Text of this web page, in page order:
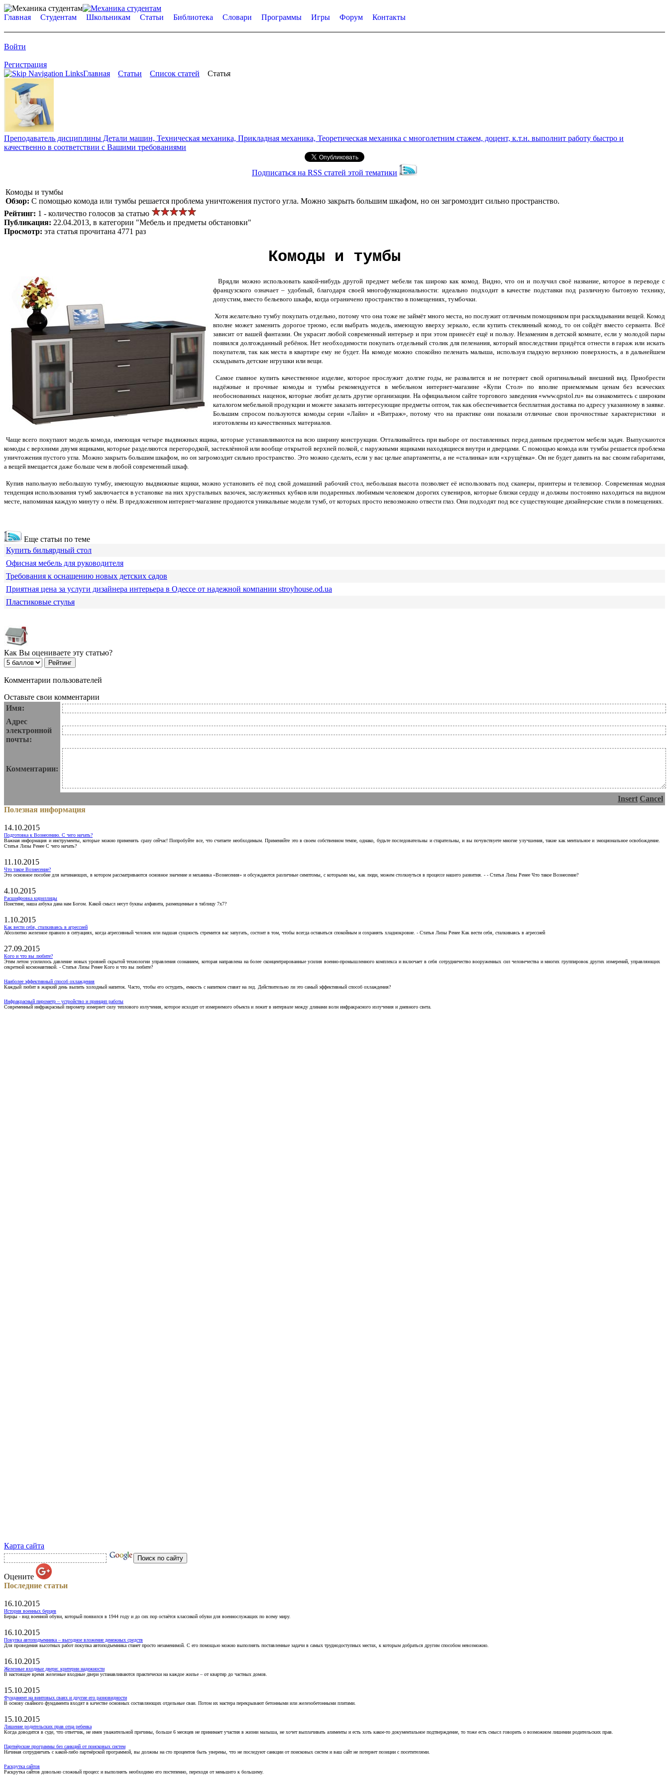
Главная Студентам Школьникам Статьи Библиотека Словари Программы Игры Форум Контакты
Войти
Регистрация
Главная
Статьи Список статей Статья
Преподаватель дисциплины Детали машин, Техническая механика, Прикладная механика, Теоретическая механика с многолетним стажем, доцент, к.т.н. выполнит работу быстро и
качественно в соответствии с Вашими требованиями
Подписаться на RSS статей этой тематики
Комоды и тумбы
Обзор: С помощью комода или тумбы решается проблема уничтожения пустого угла. Можно закрыть большим шкафом, но он загромоздит сильно пространство.
Рейтинг: 1 - количество голосов за статью
Публикация: 22.04.2013, в категории "Мебель и предметы обстановки"
Просмотр: эта статья прочитана 4771 раз
Комоды и тумбы
Врядли можно использовать какой-нибудь другой предмет мебели так широко как комод. Видно, что он и получил своё название, которое в переводе с
французского означает – удобный, благодаря своей многофункциональности: идеально подходит в качестве подставки под различную бытовую технику,
допустим, вместо бельевого шкафа, когда ограничено пространство в помещениях, тумбочки.
Хотя желательно тумбу покупать отдельно, потому что она тоже не займёт много места, но послужит отличным помощником при раскладывании вещей. Комод
вполне может заменить дорогое трюмо, если выбрать модель, имеющую вверху зеркало, если купить стеклянный комод, то он сойдёт вместо серванта. Всё
зависит от вашей фантазии. Он украсит любой современный интерьер и при этом принесёт ещё и пользу. Незаменим в детской комнате, если у молодой пары
появился долгожданный ребёнок. Нет необходимости покупать отдельный столик для пеленания, который впоследствии придётся отнести в гараж или искать
покупателя, так как места в квартире ему не будет. На комоде можно спокойно пеленать малыша, используя гладкую верхнюю поверхность, а в дальнейшем
складывать детские игрушки или вещи.
Самое главное купить качественное изделие, которое прослужит долгие годы, не развалится и не потеряет свой оригинальный внешний вид. Приобрести
надёжные и прочные комоды и тумбы рекомендуется в мебельном интернет-магазине «Купи Стол» по вполне приемлемым ценам без всяческих
необоснованных наценок, которые любят делать другие организации. На официальном сайте торгового заведения «www.qpstol.ru» вы ознакомитесь с широким
каталогом мебельной продукции и можете заказать интересующие предметы оптом, так как обеспечивается бесплатная доставка по адресу указанному в заявке.
Большим спросом пользуются комоды серии «Лайн» и «Витраж», потому что на практике они показали отличные свои прочностные характеристики и
изготовлены из качественных материалов.
Чаще всего покупают модель комода, имеющая четыре выдвижных ящика, которые устанавливаются на всю ширину конструкции. Отталкивайтесь при выборе от поставленных перед данным предметом мебели задач. Выпускаются
комоды с верхними двумя ящиками, которые разделяются перегородкой, застеклённой или вообще открытой верхней полкой, с наружными ящиками находящиеся внутри и дверцами. С помощью комода или тумбы решается проблема
уничтожения пустого угла. Можно закрыть большим шкафом, но он загромоздит сильно пространство. Это можно сделать, если у вас целые апартаменты, а не «сталинка» или «хрущёвка». Он не будет давить на вас своим габаритами,
а вещей вмещается даже больше чем в любой современный шкаф.
Купив напольную небольшую тумбу, имеющую выдвижные ящики, можно установить её под свой домашний рабочий стол, небольшая высота позволяет её использовать под сканеры, принтеры и телевизор. Современная модная
тенденция использования тумб заключается в установке на них хрустальных вазочек, заслуженных кубков или подаренных любимым человеком дорогих сувениров, которые близки сердцу и должны постоянно находиться на видном
месте, напоминая каждую минуту о нём. В предложенном интернет-магазине продаются уникальные модели тумб, от которых просто невозможно отвести глаз. Они подходят под все существующие дизайнерские стили в помещениях.
Еще статьи по теме
Купить бильярдный стол
Офисная мебель для руководителя
Требования к оснащению новых детских садов
Приятная цена за услуги дизайнера интерьера в Одессе от надежной компании stroyhouse.od.ua
Пластиковые стулья
Как Вы оцениваете эту статью?
Комментарии пользователей
Оставьте свои комментарии
Имя:
Адрес
электронной
почты:
Комментарии:
Insert Cancel
Полезная информация
14.10.2015
Подготовка к Вознесению. С чего начать?
Важная информация и инструменты, которые можно применять сразу сейчас! Попробуйте все, что считаете необходимым. Применяйте это в своем собственном темпе, однако, будьте последовательны и старательны, и вы почувствуете многие улучшения, такие как ментальное и эмоциональное освобождение.
Статья Лизы Ренее С чего начать?
11.10.2015
Что такое Вознесение?
Это основное пособие для начинающих, в котором рассматриваются основное значение и механика «Вознесения» и обсуждаются различные симптомы, с которыми мы, как люди, можем столкнуться в процессе нашего развития. - - Статья Лизы Ренее Что такое Вознесение?
4.10.2015
Расшифровка кириллицы
Поистине, наша азбука дана нам Богом. Какой смысл несут буквы алфавита, размещенные в таблицу 7х7?
1.10.2015
Как вести себя, сталкиваясь в агрессией
Абсолютно железное правило в ситуациях, когда агрессивный человек или падшая сущность стремится вас запугать, состоит в том, чтобы всегда оставаться спокойным и сохранять хладнокровие. - Статья Лизы Ренее Как вести себя, сталкиваясь в агрессией
27.09.2015
Кого и что вы любите?
Этим летом усилилось давление новых уровней скрытой технологии управления сознанием, которая направлена на более сконцентрированные усилия военно-промышленного комплекса и включает в себя сотрудничество вооруженных сил человечества и многих группировок других измерений, управляющих
секретной космонавтикой. - Статья Лизы Ренее Кого и что вы любите?
Наиболее эффективный способ охлаждения
Каждый любит в жаркий день выпить холодный напиток. Часто, чтобы его остудить, емкость с напитком ставят на лед. Действительно ли это самый эффективный способ охлаждения?
Инфракрасный пирометр – устройство и принцип работы
Современный инфракрасный пирометр измеряет силу теплового излучения, которое исходит от измеряемого объекта и лежит в интервале между длинами волн инфракрасного излучения и дневного света.
Карта сайта
Оцените
Последние статьи
16.10.2015
История военных берцев
Берцы - вид военной обуви, который появился в 1944 году и до сих пор остаётся классикой обуви для военнослужащих по всему миру.
16.10.2015
Покупка автоподъемника – выгодное вложение денежных средств
Для проведения высотных работ покупка автоподъемника станет просто незаменимой. С его помощью можно выполнять поставленные задачи в самых труднодоступных местах, к которым добраться другим способом невозможно.
16.10.2015
Железные входные двери: критерии надежности
В настоящее время железные входные двери устанавливаются практически на каждое жилье – от квартир до частных домов.
15.10.2015
Фундамент на винтовых сваях и другие его разновидности
В основу свайного фундамента входят в качестве основных составляющих отдельные сваи. Потом их мастера перекрывают бетонными или железобетонными плитами.
15.10.2015
Лишение родительских прав отца ребенка
Когда доводится в суде, что ответчик, не имея уважительной причины, больше 6 месяцев не принимает участия в жизни малыша, не хочет выплачивать алименты и есть хоть какое-то документальное подтверждение, то тоже есть смысл говорить о возможном лишении родительских прав.
Партнёрские программы без санкций от поисковых систем
Начиная сотрудничать с какой-либо партнёрской программой, вы должны на сто процентов быть уверены, что не последуют санкции от поисковых систем и ваш сайт не потеряет позиции с посетителями.
Раскрутка сайтов
Раскрутка сайтов довольно сложный процесс и выполнять необходимо его постепенно, переходя от меньшего к большему.